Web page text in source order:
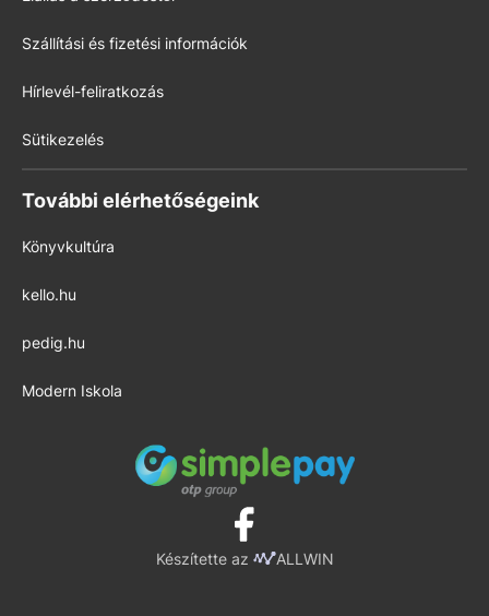
Szállítási és fizetési információk
Hírlevél-feliratkozás
Sütikezelés
További elérhetőségeink
Könyvkultúra
kello.hu
pedig.hu
Modern Iskola
Készítette az ALLWIN